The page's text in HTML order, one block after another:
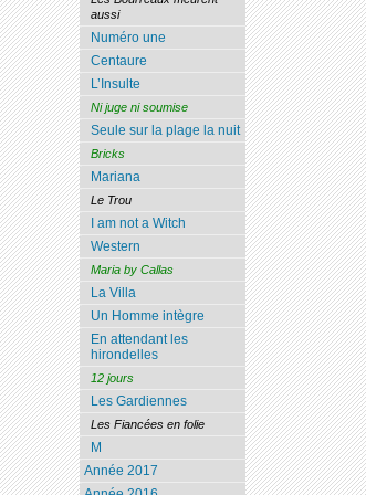
aussi
Numéro une
Centaure
L’Insulte
Ni juge ni soumise
Seule sur la plage la nuit
Bricks
Mariana
Le Trou
I am not a Witch
Western
Maria by Callas
La Villa
Un Homme intègre
En attendant les
hirondelles
12 jours
Les Gardiennes
Les Fiancées en folie
M
Année 2017